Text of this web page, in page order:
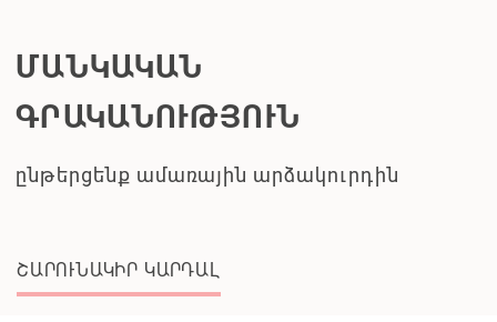
Բոլորն իրավացի են